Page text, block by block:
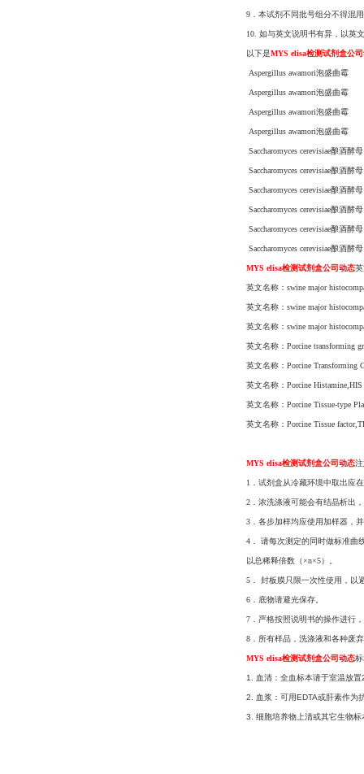
9．本试剂不同批号组分不得混
10. 如与英文说明书有异，以英
以下是MYS elisa检测试剂盒公
Aspergillus awamori泡盛曲霉
Aspergillus awamori泡盛曲霉
Aspergillus awamori泡盛曲霉
Aspergillus awamori泡盛曲霉
Saccharomyces cerevisiae酿酒酵
Saccharomyces cerevisiae酿酒酵
Saccharomyces cerevisiae酿酒酵
Saccharomyces cerevisiae酿酒酵
Saccharomyces cerevisiae酿酒酵
Saccharomyces cerevisiae酿酒酵
MYS elisa检测试剂盒公司动态
英文名称：swine major
英文名称：swine major
英文名称：swine major
英文名称：Porcine transforming
英文名称：Porcine Transforming
英文名称：Porcine
英文名称：Porcine Tissue-type
英文名称：Porcine Tissue
MYS elisa检测试剂盒公司动态
1．试剂盒从冷藏环境中取出应
2．浓洗涤液可能会有结晶析出
3．各步加样均应使用加样器，
4． 请每次测定的同时做标准曲
以总稀释倍数（×n×5）。
5． 封板膜只限一次性使用，以
6．底物请避光保存。
7．严格按照说明书的操作进行
8．所有样品，洗涤液和各种废
MYS elisa检测试剂盒公司动态
1. 血清：全血标本请于室温放
2. 血浆：可用EDTA或肝素作
3. 细胞培养物上清或其它生物